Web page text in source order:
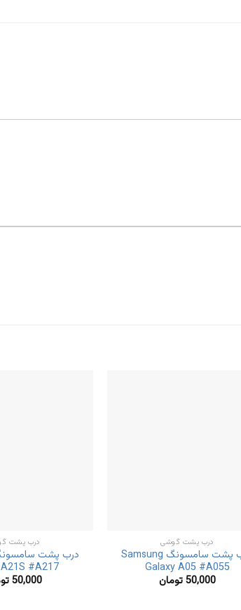
درب پشت گوشی
درب پشت سامسونگ Samsung
Galaxy A05 #A055
50,000تومان
درب پشت
#A217
50,000